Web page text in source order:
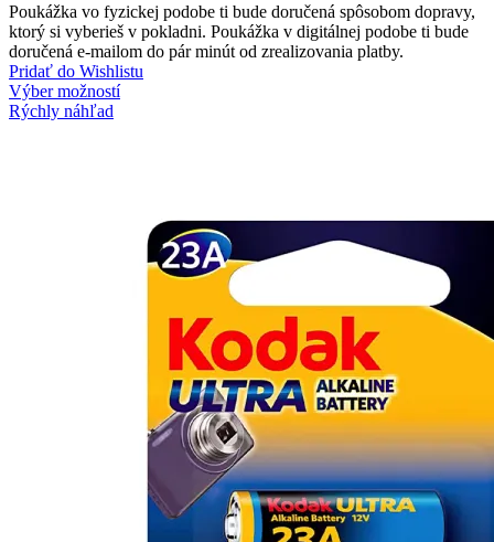
Poukážka vo fyzickej podobe ti bude doručená spôsobom dopravy,
ktorý si vyberieš v pokladni. Poukážka v digitálnej podobe ti bude
doručená e-mailom do pár minút od zrealizovania platby.
Pridať do Wishlistu
Výber možností
Rýchly náhľad